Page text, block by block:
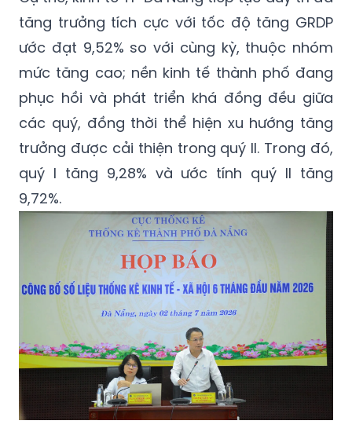
tăng trưởng tích cực với tốc độ tăng GRDP
ước đạt 9,52% so với cùng kỳ, thuộc nhóm
mức tăng cao; nền kinh tế thành phố đang
phục hồi và phát triển khá đồng đều giữa
các quý, đồng thời thể hiện xu hướng tăng
trưởng được cải thiện trong quý II. Trong đó,
quý I tăng 9,28% và ước tính quý II tăng
9,72%.